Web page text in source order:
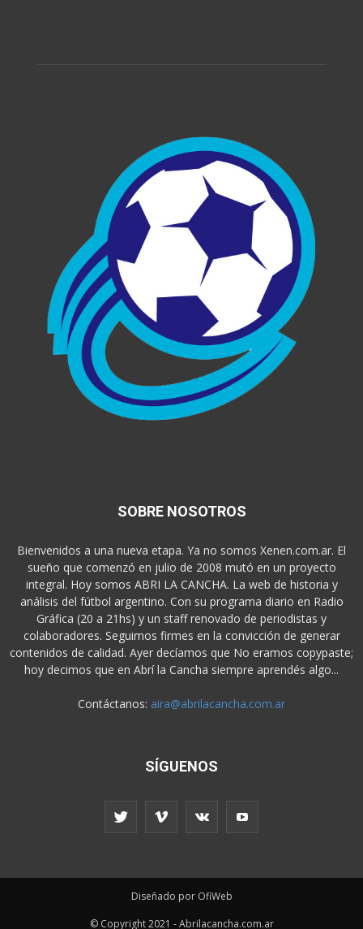
SOBRE NOSOTROS
Bienvenidos a una nueva etapa. Ya no somos Xenen.com.ar. El
sueño que comenzó en julio de 2008 mutó en un proyecto
integral. Hoy somos ABRI LA CANCHA. La web de historia y
análisis del fútbol argentino. Con su programa diario en Radio
Gráfica (20 a 21hs) y un staff renovado de periodistas y
colaboradores. Seguimos firmes en la convicción de generar
contenidos de calidad. Ayer decíamos que No eramos copypaste;
hoy decimos que en Abrí la Cancha siempre aprendés algo...
Contáctanos: aira@abrilacancha.com.ar
SÍGUENOS
Diseñado por OfiWeb
© Copyright 2021 - Abrilacancha.com.ar